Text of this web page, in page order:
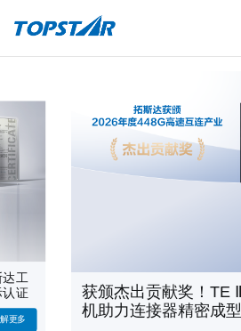
工
证
更多
获颁杰出贡献奖！TE
机助力连接器精密成型